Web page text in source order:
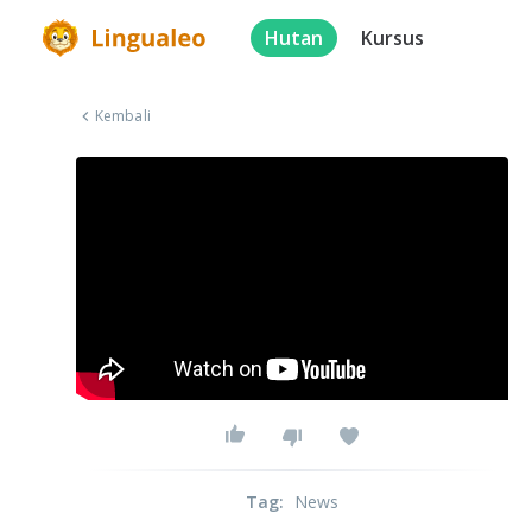
Hutan Kursus
Kembali
Tag: News